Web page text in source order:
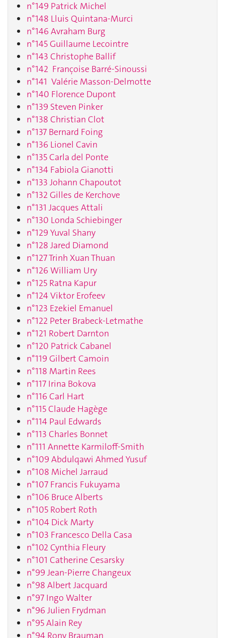
n°149 Patrick Michel
n°148 Lluis Quintana-Murci
n°146 Avraham Burg
n°145 Guillaume Lecointre
n°143 Christophe Ballif
n°142 Françoise Barré-Sinoussi
n°141 Valérie Masson-Delmotte
n°140 Florence Dupont
n°139 Steven Pinker
n°138 Christian Clot
n°137 Bernard Foing
n°136 Lionel Cavin
n°135 Carla del Ponte
n°134 Fabiola Gianotti
n°133 Johann Chapoutot
n°132 Gilles de Kerchove
n°131 Jacques Attali
n°130 Londa Schiebinger
n°129 Yuval Shany
n°128 Jared Diamond
n°127 Trinh Xuan Thuan
n°126 William Ury
n°125 Ratna Kapur
n°124 Viktor Erofeev
n°123 Ezekiel Emanuel
n°122 Peter Brabeck-Letmathe
n°121 Robert Darnton
n°120 Patrick Cabanel
n°119 Gilbert Camoin
n°118 Martin Rees
n°117 Irina Bokova
n°116 Carl Hart
n°115 Claude Hagège
n°114 Paul Edwards
n°113 Charles Bonnet
n°111 Annette Karmiloff-Smith
n°109 Abdulqawi Ahmed Yusuf
n°108 Michel Jarraud
n°107 Francis Fukuyama
n°106 Bruce Alberts
n°105 Robert Roth
n°104 Dick Marty
n°103 Francesco Della Casa
n°102 Cynthia Fleury
n°101 Catherine Cesarsky
n°99 Jean-Pierre Changeux
n°98 Albert Jacquard
n°97 Ingo Walter
n°96 Julien Frydman
n°95 Alain Rey
n°94 Rony Brauman